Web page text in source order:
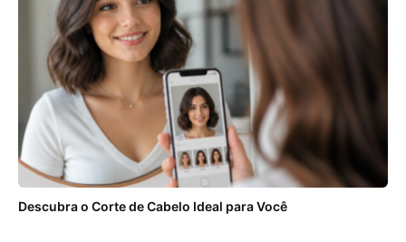
Descubra o Corte de Cabelo Ideal para Você